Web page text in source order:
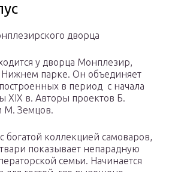
дворца
у дворца Монплезир,
Нижнем парке. Он объединяет
в период с начала
XIX в. Авторы проектов Б.
М. Земцов.
богатой коллекцией самоваров,
показывает непарадную
семьи. Начинается